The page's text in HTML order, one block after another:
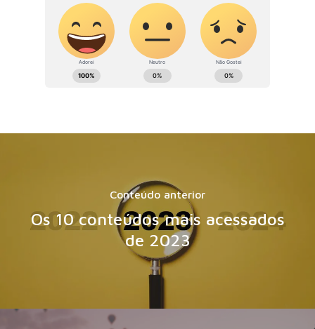
Conteúdo anterior
Os 10 conteúdos mais acessados
de 2023